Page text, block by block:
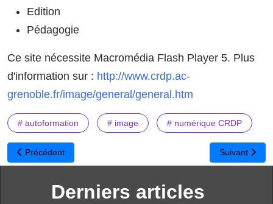
Edition
Pédagogie
Ce site nécessite Macromédia Flash Player 5. Plus
d'information sur : http://www.crdp.ac-
grenoble.fr/image/general/general.htm
# autoformation # image # numérique CRDP
Article précédent : Videoporama : application de création de
Précédent Article
Suivant
Derniers articles